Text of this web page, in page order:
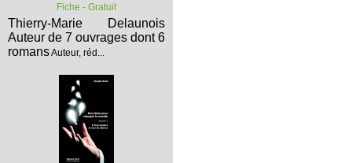
Fiche - Gratuit
Thierry-Marie Delaunois
Auteur de 7 ouvrages dont 6
romansAuteur, réd...